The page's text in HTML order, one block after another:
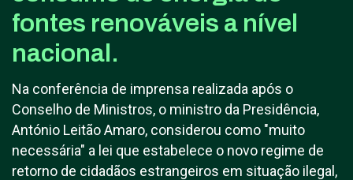
fontes renováveis a nível
nacional.
Na conferência de imprensa realizada após o
Conselho de Ministros, o ministro da Presidência,
António Leitão Amaro, considerou como "muito
necessária" a lei que estabelece o novo regime de
retorno de cidadãos estrangeiros em situação ilegal,